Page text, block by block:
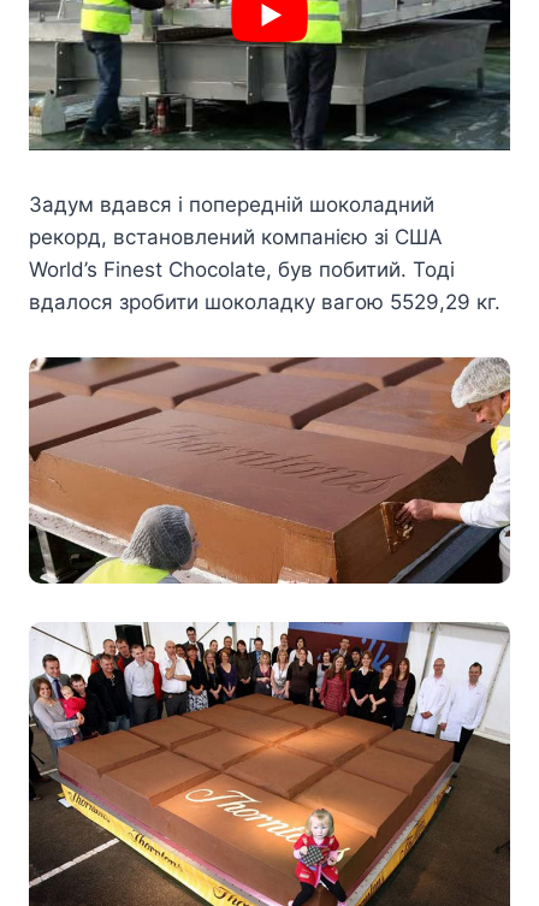
Задум вдався і попередній шоколадний
рекорд, встановлений компанією зі США
World’s Finest Chocolate, був побитий. Тоді
вдалося зробити шоколадку вагою 5529,29 кг.